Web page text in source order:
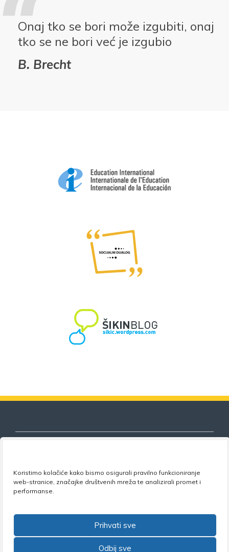
Koristimo kolačiće kako bismo osigurali pravilno funkcioniranje
web-stranice, značajke društvenih mreža te analizirali promet i
performanse.
Prihvati sve
Odbij sve
Onaj tko se bori može izgubiti, onaj
tko se ne bori već je izgubio
B. Brecht
Nezavisni sindikat znanosti i visokog
obrazovanja
Adresa: Florijana Andrašeca 18A / VI kat • 10 000
+385 1 4847 337 •Email: